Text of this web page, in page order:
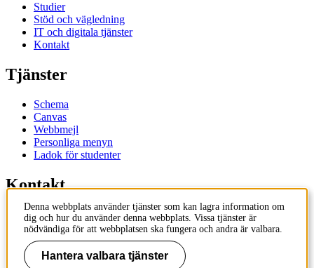
Studier
Stöd och vägledning
IT och digitala tjänster
Kontakt
Tjänster
Schema
Canvas
Webbmejl
Personliga menyn
Ladok för studenter
Kontakt
Kontakta utbildningsprogram
Kontakta kurs
IT-support
KTH Entré
Denna webbplats använder tjänster som kan lagra information om
dig och hur du använder denna webbplats. Vissa tjänster är
nödvändiga för att webbplatsen ska fungera och andra är valbara.
Hantera valbara tjänster